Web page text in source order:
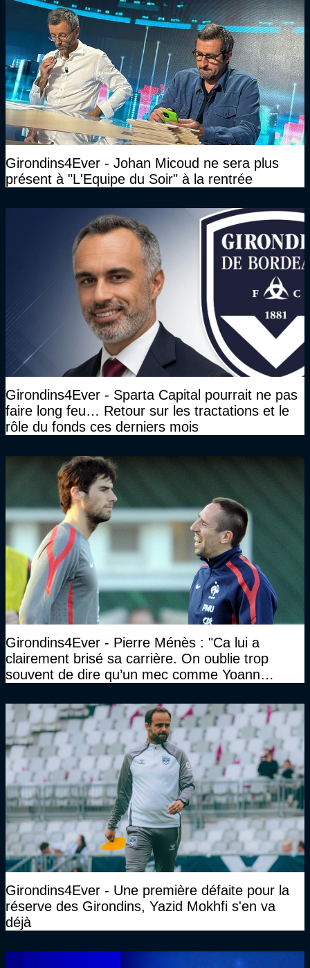
Girondins4Ever - Johan Micoud ne sera plus
présent à "L'Equipe du Soir" à la rentrée
Girondins4Ever - Sparta Capital pourrait ne pas
faire long feu… Retour sur les tractations et le
rôle du fonds ces derniers mois
Girondins4Ever - Pierre Ménès : "Ca lui a
clairement brisé sa carrière. On oublie trop
souvent de dire qu’un mec comme Yoann
Girondins4Ever - Une première défaite pour la
réserve des Girondins, Yazid Mokhfi s'en va
déjà